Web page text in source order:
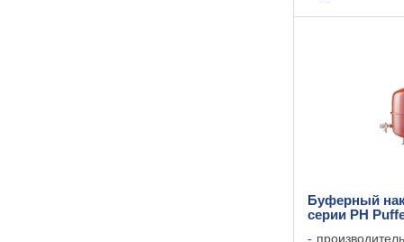
баков для
Буферный
серии PH